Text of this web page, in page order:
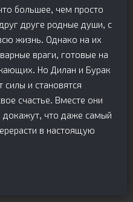
большее, чем просто
друге родные души, с
жизнь. Однако на их
враги, готовые на
Но Дилан и Бурак
и становятся
счастье. Вместе они
докажут, что даже самый
в настоящую